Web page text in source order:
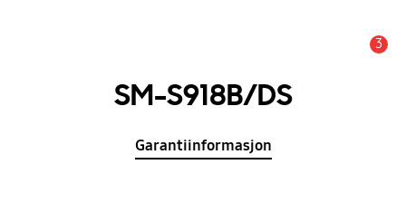
3
SM-S918B/DS
Garantiinformasjon